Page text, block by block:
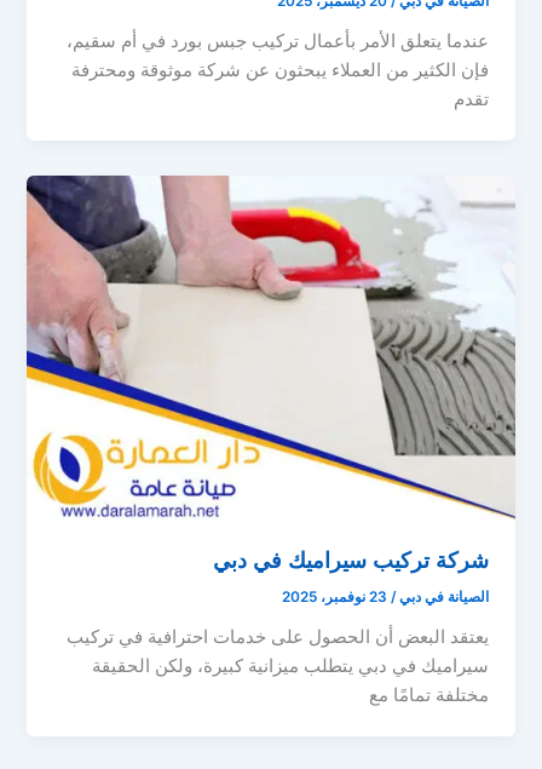
عندما يتعلق الأمر بأعمال تركيب جبس بورد في أم سقيم،
فإن الكثير من العملاء يبحثون عن شركة موثوقة ومحترفة
تقدم
شركة تركيب سيراميك في دبي
الصيانة في دبي/ 23 نوفمبر، 2025
يعتقد البعض أن الحصول على خدمات احترافية في تركيب
سيراميك في دبي يتطلب ميزانية كبيرة، ولكن الحقيقة
مختلفة تمامًا مع